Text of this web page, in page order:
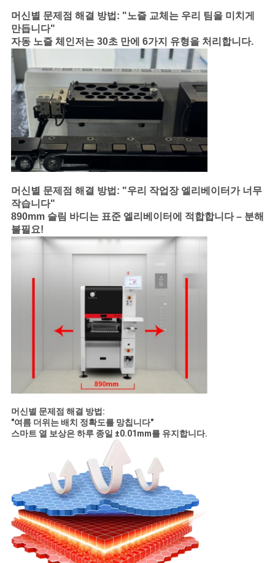
머신별 문제점 해결 방법: "노즐 교체는 우리 팀을 미치게
만듭니다"
자동 노즐 체인저는 30초 만에 6가지 유형을 처리합니다.
머신별 문제점 해결 방법: "우리 작업장 엘리베이터가 너무
작습니다"
890mm 슬림 바디는 표준 엘리베이터에 적합합니다 – 분해
불필요!
머신별 문제점 해결 방법:
"여름 더위는 배치 정확도를 망칩니다"
스마트 열 보상은 하루 종일 ±0.01mm를 유지합니다.